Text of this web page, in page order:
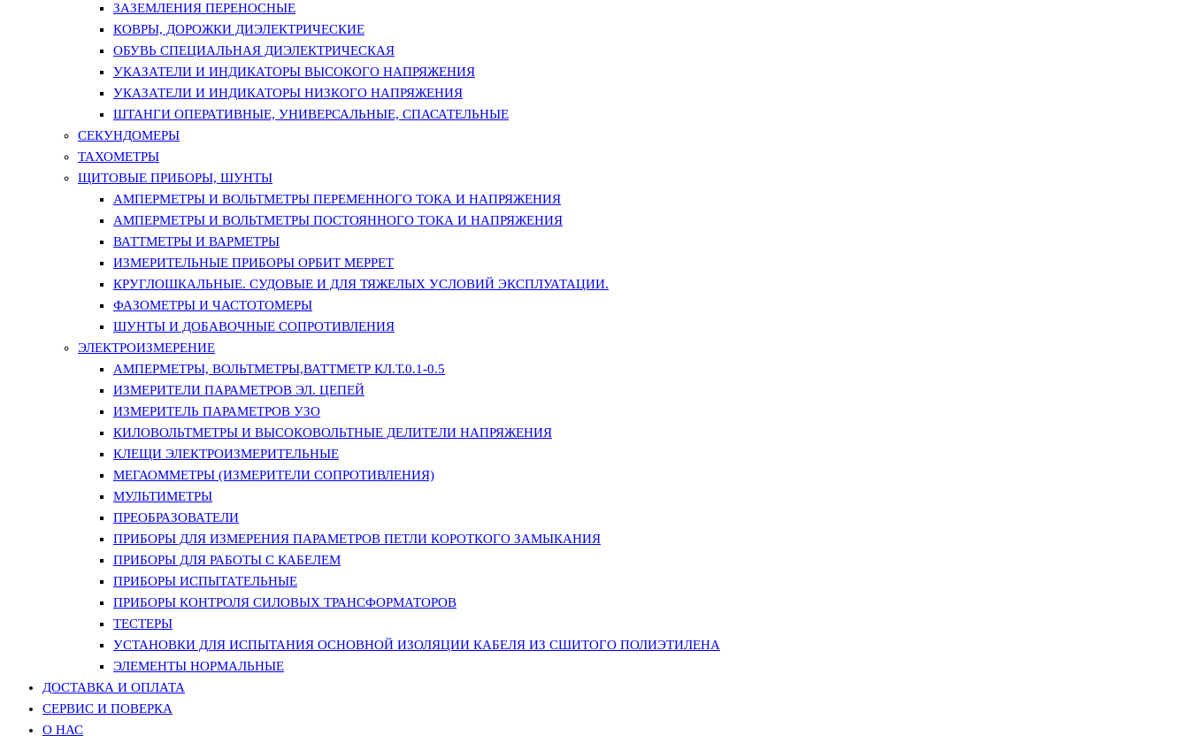
ЗАЗЕМЛЕНИЯ ПЕРЕНОСНЫЕ
КОВРЫ, ДОРОЖКИ ДИЭЛЕКТРИЧЕСКИЕ
ОБУВЬ СПЕЦИАЛЬНАЯ ДИЭЛЕКТРИЧЕСКАЯ
УКАЗАТЕЛИ И ИНДИКАТОРЫ ВЫСОКОГО НАПРЯЖЕНИЯ
УКАЗАТЕЛИ И ИНДИКАТОРЫ НИЗКОГО НАПРЯЖЕНИЯ
ШТАНГИ ОПЕРАТИВНЫЕ, УНИВЕРСАЛЬНЫЕ, СПАСАТЕЛЬНЫЕ
СЕКУНДОМЕРЫ
ТАХОМЕТРЫ
ЩИТОВЫЕ ПРИБОРЫ, ШУНТЫ
АМПЕРМЕТРЫ И ВОЛЬТМЕТРЫ ПЕРЕМЕННОГО ТОКА И НАПРЯЖЕНИЯ
АМПЕРМЕТРЫ И ВОЛЬТМЕТРЫ ПОСТОЯННОГО ТОКА И НАПРЯЖЕНИЯ
ВАТТМЕТРЫ И ВАРМЕТРЫ
ИЗМЕРИТЕЛЬНЫЕ ПРИБОРЫ ОРБИТ МЕРРЕТ
КРУГЛОШКАЛЬНЫЕ. СУДОВЫЕ И ДЛЯ ТЯЖЕЛЫХ УСЛОВИЙ ЭКСПЛУАТАЦИИ.
ФАЗОМЕТРЫ И ЧАСТОТОМЕРЫ
ШУНТЫ И ДОБАВОЧНЫЕ СОПРОТИВЛЕНИЯ
ЭЛЕКТРОИЗМЕРЕНИЕ
АМПЕРМЕТРЫ, ВОЛЬТМЕТРЫ,ВАТТМЕТР КЛ.Т.0.1-0.5
ИЗМЕРИТЕЛИ ПАРАМЕТРОВ ЭЛ. ЦЕПЕЙ
ИЗМЕРИТЕЛЬ ПАРАМЕТРОВ УЗО
КИЛОВОЛЬТМЕТРЫ И ВЫСОКОВОЛЬТНЫЕ ДЕЛИТЕЛИ НАПРЯЖЕНИЯ
КЛЕЩИ ЭЛЕКТРОИЗМЕРИТЕЛЬНЫЕ
МЕГАОММЕТРЫ (ИЗМЕРИТЕЛИ СОПРОТИВЛЕНИЯ)
МУЛЬТИМЕТРЫ
ПРЕОБРАЗОВАТЕЛИ
ПРИБОРЫ ДЛЯ ИЗМЕРЕНИЯ ПАРАМЕТРОВ ПЕТЛИ КОРОТКОГО ЗАМЫКАНИЯ
ПРИБОРЫ ДЛЯ РАБОТЫ С КАБЕЛЕМ
ПРИБОРЫ ИСПЫТАТЕЛЬНЫЕ
ПРИБОРЫ КОНТРОЛЯ СИЛОВЫХ ТРАНСФОРМАТОРОВ
ТЕСТЕРЫ
УСТАНОВКИ ДЛЯ ИСПЫТАНИЯ ОСНОВНОЙ ИЗОЛЯЦИИ КАБЕЛЯ ИЗ СШИТОГО ПОЛИЭТИЛЕНА
ЭЛЕМЕНТЫ НОРМАЛЬНЫЕ
ДОСТАВКА И ОПЛАТА
СЕРВИС И ПОВЕРКА
О НАС